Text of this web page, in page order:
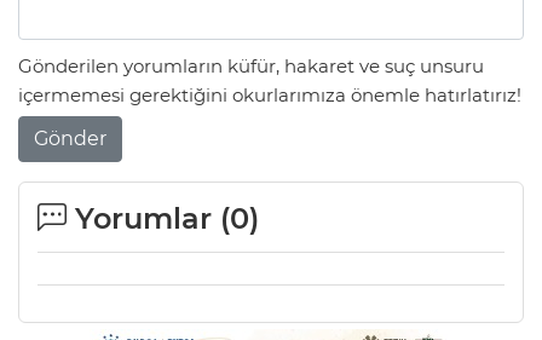
Gönderilen yorumların küfür, hakaret ve suç unsuru
içermemesi gerektiğini okurlarımıza önemle hatırlatırız!
Gönder
Yorumlar (0)